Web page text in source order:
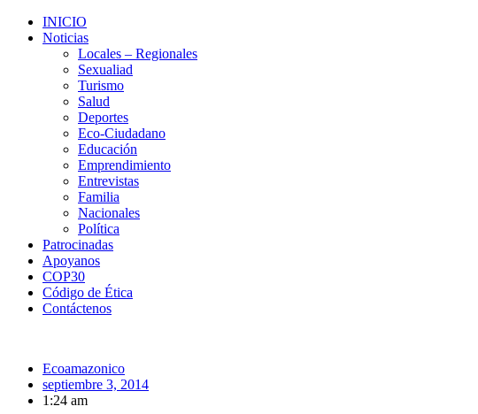
INICIO
Noticias
Locales – Regionales
Sexualiad
Turismo
Salud
Deportes
Eco-Ciudadano
Educación
Emprendimiento
Entrevistas
Familia
Nacionales
Política
Patrocinadas
Apoyanos
COP30
Código de Ética
Contáctenos
Ecoamazonico
septiembre 3, 2014
1:24 am